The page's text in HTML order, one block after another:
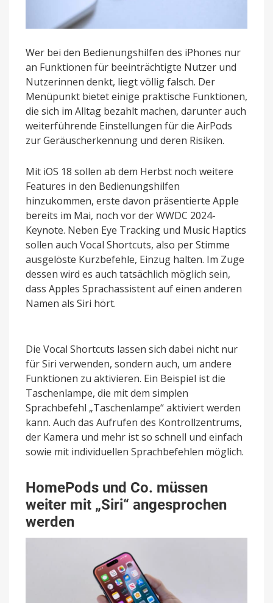
Wer bei den Bedienungshilfen des iPhones nur
an Funktionen für beeinträchtigte Nutzer und
Nutzerinnen denkt, liegt völlig falsch. Der
Menüpunkt bietet einige praktische Funktionen,
die sich im Alltag bezahlt machen, darunter auch
weiterführende Einstellungen für die AirPods
zur Geräuscherkennung und deren Risiken.
Mit iOS 18 sollen ab dem Herbst noch weitere
Features in den Bedienungshilfen
hinzukommen, erste davon präsentierte Apple
bereits im Mai, noch vor der WWDC 2024-
Keynote. Neben Eye Tracking und Music Haptics
sollen auch Vocal Shortcuts, also per Stimme
ausgelöste Kurzbefehle, Einzug halten. Im Zuge
dessen wird es auch tatsächlich möglich sein,
dass Apples Sprachassistent auf einen anderen
Namen als Siri hört.
Die Vocal Shortcuts lassen sich dabei nicht nur
für Siri verwenden, sondern auch, um andere
Funktionen zu aktivieren. Ein Beispiel ist die
Taschenlampe, die mit dem simplen
Sprachbefehl „Taschenlampe“ aktiviert werden
kann. Auch das Aufrufen des Kontrollzentrums,
der Kamera und mehr ist so schnell und einfach
sowie mit individuellen Sprachbefehlen möglich.
HomePods und Co. müssen
weiter mit „Siri“ angesprochen
werden